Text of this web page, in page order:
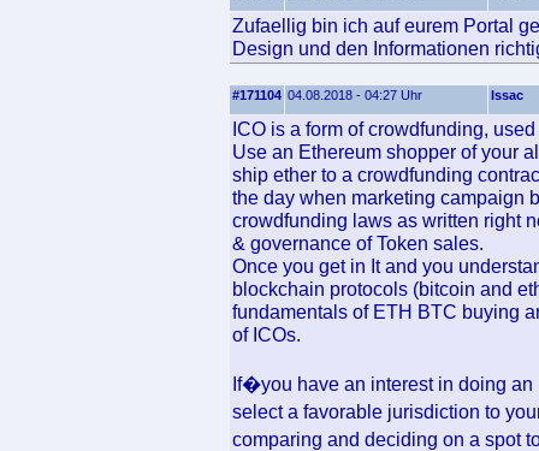
Zufaellig bin ich auf eurem Portal
Design und den Informationen
#171104 04.08.2018 - 04:27 Uhr Issac
ICO is a form of crowdfunding,
Use an Ethereum shopper of your
ship ether to a crowdfunding
the day when marketing campaign
crowdfunding laws as written right
& governance of Token sales.
Once you get in It and you
blockchain protocols (bitcoin and
fundamentals of ETH BTC buying
of ICOs.
If�you have an interest in doing
select a favorable jurisdiction to
comparing and deciding on a spot